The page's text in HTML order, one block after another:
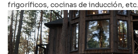
frigoríficos, cocinas de inducción, etc.